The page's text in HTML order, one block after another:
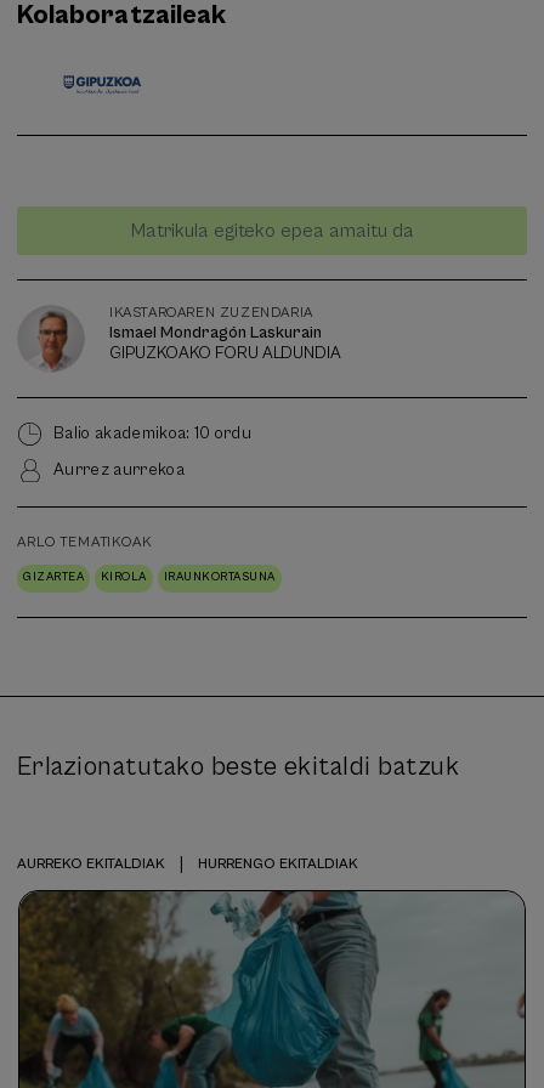
Kolaboratzaileak
Data gaindituta
Matrikula egiteko epea amaitu da
Ikastaroaren
zuzendaria
IKASTAROAREN ZUZENDARIA
Ismael Mondragón Laskurain
GIPUZKOAKO FORU ALDUNDIA
Balio akademikoa: 10 ordu
Aurrez aurrekoa
ARLO TEMATIKOAK
GIZARTEA KIROLA IRAUNKORTASUNA
Erlazionatutako beste ekitaldi batzuk
AURREKO EKITALDIAK HURRENGO EKITALDIAK